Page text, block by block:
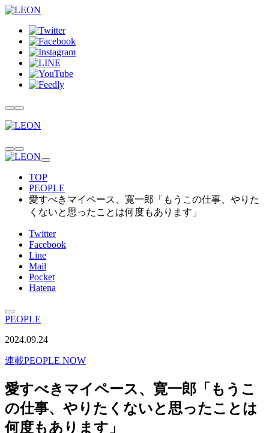
TOP
PEOPLE
愛すべきマイペース、寛一郎「もうこの仕事、やりた
くないと思ったことは何度もあります」
Twitter
Facebook
Line
Mail
Pocket
Hatena
PEOPLE
2024.09.24
連載PEOPLE NOW
愛すべきマイペース、寛一郎「もうこ
の仕事、やりたくないと思ったことは
何度もあります」